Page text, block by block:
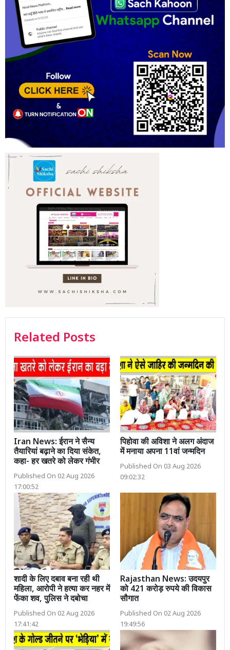
Related Posts
Iran News: ईरान ने सैन्य
तैयारियां बढ़ाने का दिया संकेत,
कहा- हर खतरे को लेकर गंभीर
Published On 02 Aug 2026
17:00:52
पिहोवा की अविशा ने अलग अंदाज
में मनाया अपना 11वां जन्मदिन
Published On 03 Aug 2026
09:02:32
शादी के लिए दबाव बना रही थी
महिला, आरोपी ने हत्या कर नहर में
फेंका शव, पुलिस ने दबोचा
Published On 02 Aug 2026
17:41:42
Rajasthan News: उदयपुर
को 421 करोड़ रुपये की विकास
सौगात
Published On 02 Aug 2026
19:49:56